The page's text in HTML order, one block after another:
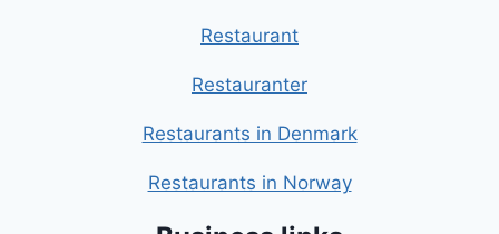
Restaurant
Restauranter
Restaurants in Denmark
Restaurants in Norway